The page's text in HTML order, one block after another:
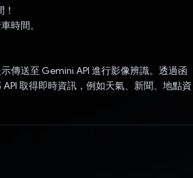
時間。
傳送至 Gemini API 進行影像辨識。透過函
取得即時資訊，例如天氣、新聞、地點資